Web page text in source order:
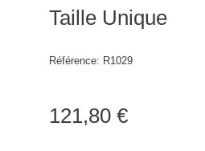
Taille Unique
Référence: R1029
121,80 €